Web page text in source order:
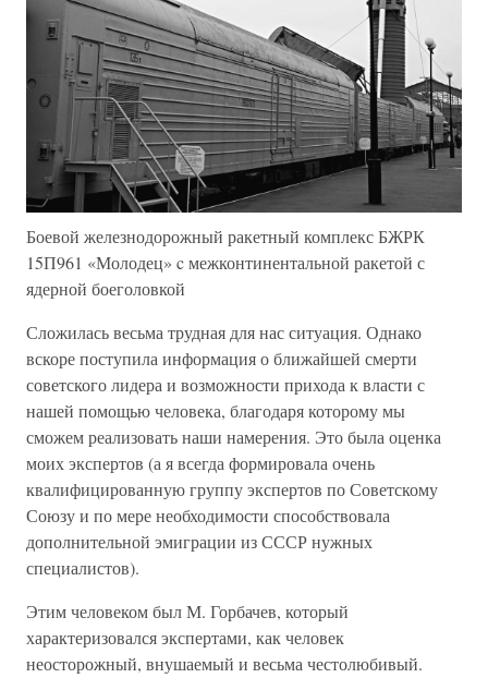
Боевой железнодорожный ракетный комплекс БЖРК
15П961 «Молодец» c межконтинентальной ракетой с
ядерной боеголовкой
Сложилась весьма трудная для нас ситуация. Однако
вскоре поступила информация о ближайшей смерти
советского лидера и возможности прихода к власти с
нашей помощью человека, благодаря которому мы
сможем реализовать наши намерения. Это была оценка
моих экспертов (а я всегда формировала очень
квалифицированную группу экспертов по Советскому
Союзу и по мере необходимости способствовала
дополнительной эмиграции из СССР нужных
специалистов).
Этим человеком был М. Горбачев, который
характеризовался экспертами, как человек
неосторожный, внушаемый и весьма честолюбивый.